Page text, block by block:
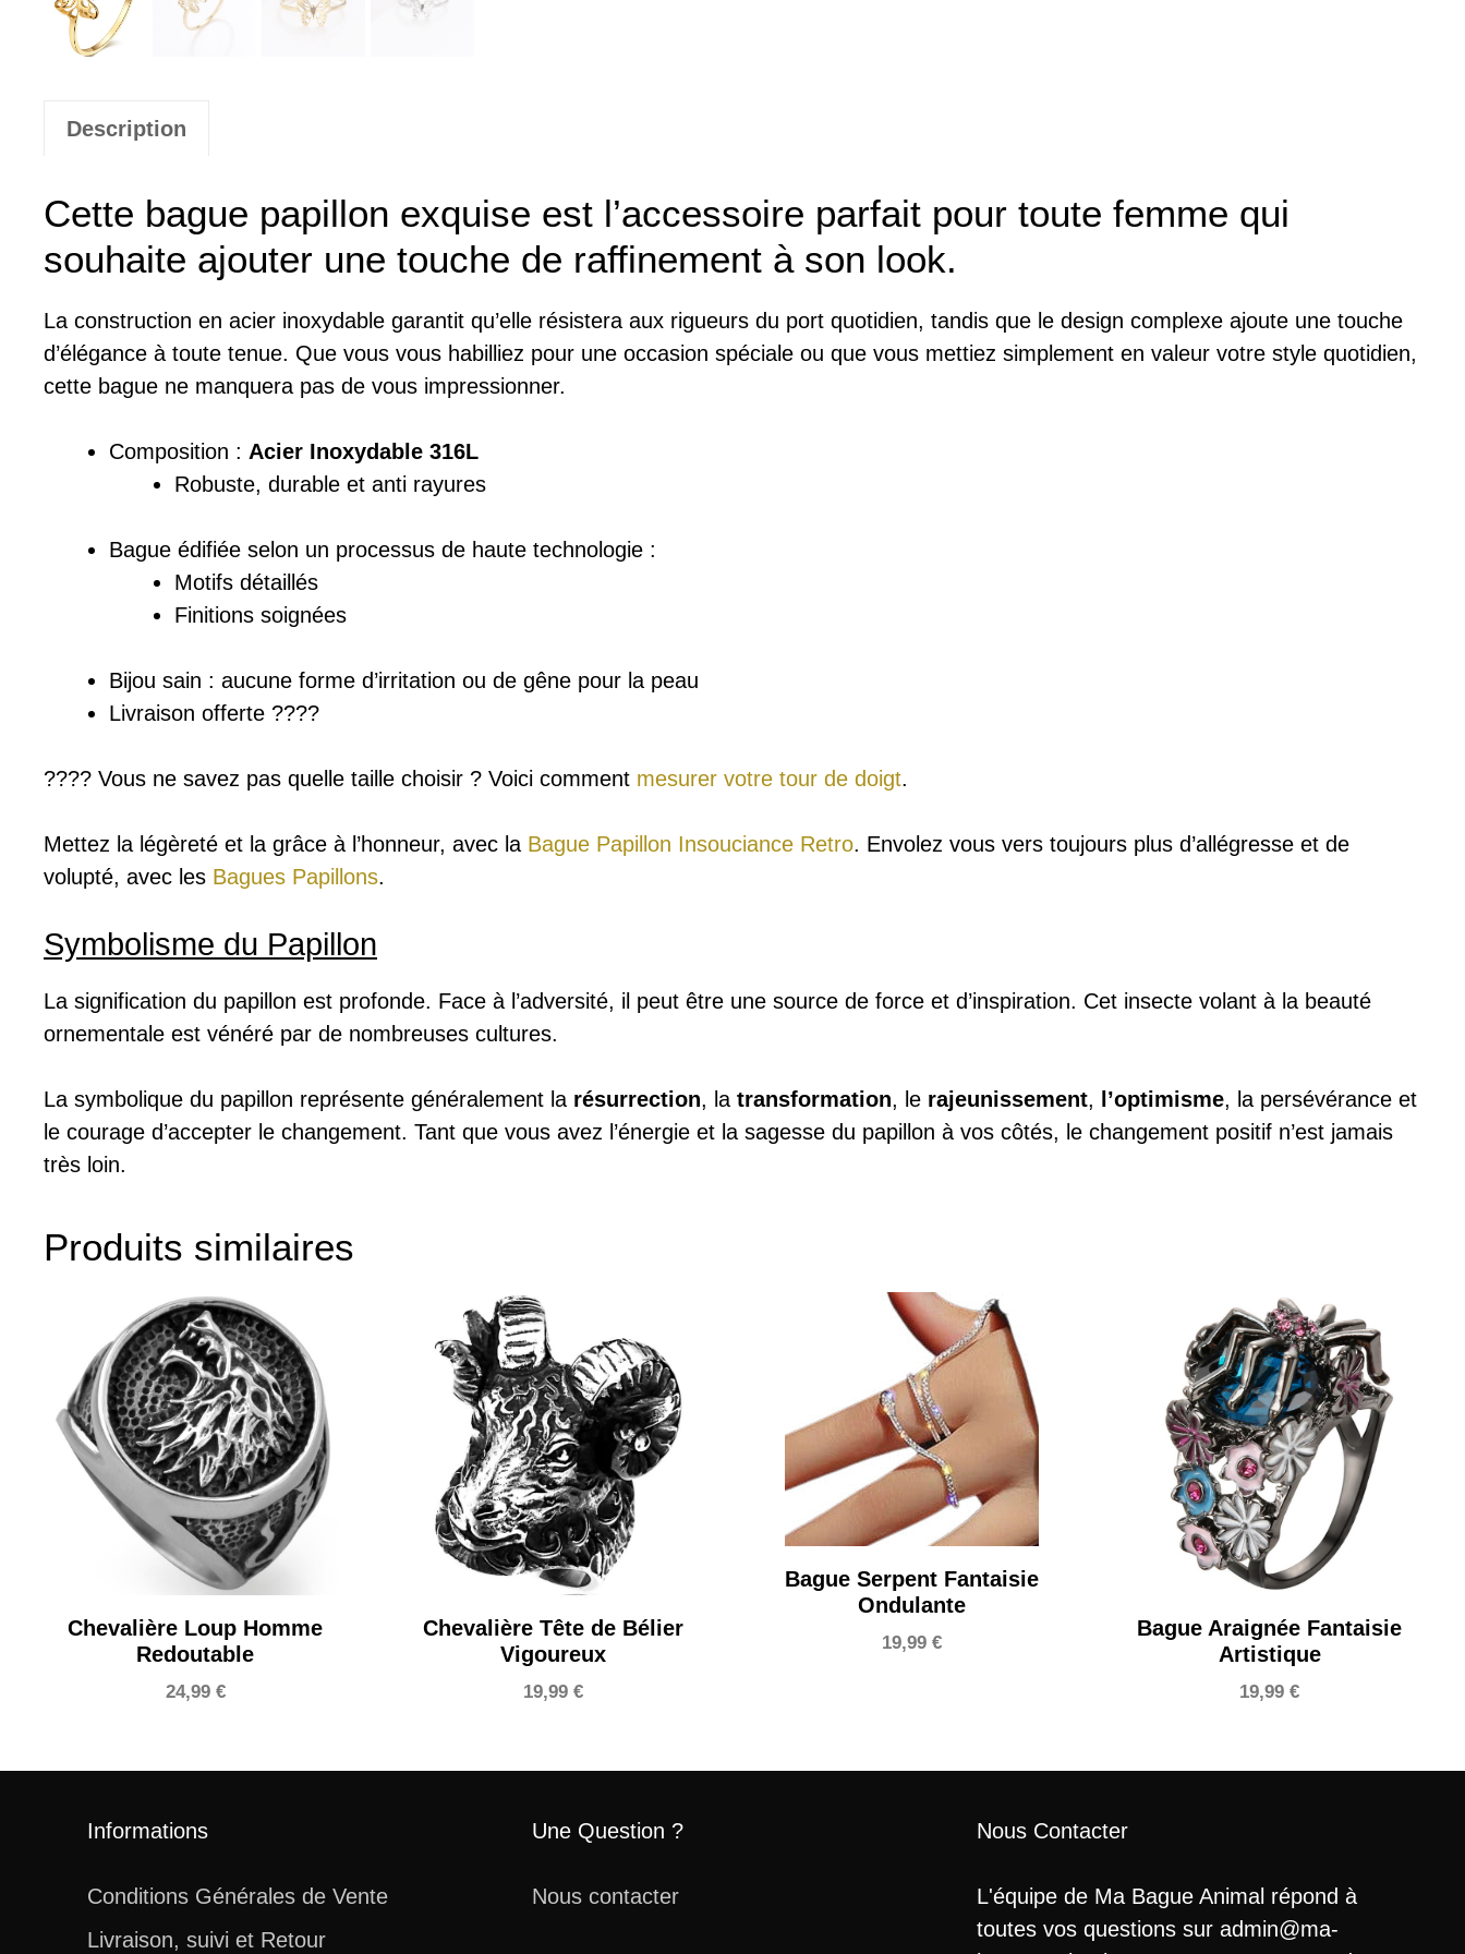
Description
Cette bague papillon exquise est l’accessoire parfait pour toute femme qui
souhaite ajouter une touche de raffinement à son look.
La construction en acier inoxydable garantit qu’elle résistera aux rigueurs du port quotidien, tandis que le design complexe ajoute une touche
d’élégance à toute tenue. Que vous vous habilliez pour une occasion spéciale ou que vous mettiez simplement en valeur votre style quotidien,
cette bague ne manquera pas de vous impressionner.
Composition : Acier Inoxydable 316L
Robuste, durable et anti rayures
Bague édifiée selon un processus de haute technologie :
Motifs détaillés
Finitions soignées
Bijou sain : aucune forme d’irritation ou de gêne pour la peau
Livraison offerte ????
???? Vous ne savez pas quelle taille choisir ? Voici comment mesurer votre tour de doigt.
Mettez la légèreté et la grâce à l’honneur, avec la Bague Papillon Insouciance Retro. Envolez vous vers toujours plus d’allégresse et de
volupté, avec les Bagues Papillons.
Symbolisme du Papillon
La signification du papillon est profonde. Face à l’adversité, il peut être une source de force et d’inspiration. Cet insecte volant à la beauté
ornementale est vénéré par de nombreuses cultures.
La symbolique du papillon représente généralement la résurrection, la transformation, le rajeunissement, l’optimisme, la persévérance et
le courage d’accepter le changement. Tant que vous avez l’énergie et la sagesse du papillon à vos côtés, le changement positif n’est jamais
très loin.
Produits similaires
Chevalière Loup Homme
Redoutable
24,99 €
Chevalière Tête de Bélier
Vigoureux
19,99€
Bague Serpent Fantaisie
Ondulante
19,99 €
Bague Araignée Fantaisie
Artistique
19,99€
Informations
Conditions Générales de Vente
Livraison, suivi et Retour
Une Question ?
Nous contacter
Nous Contacter
L'équipe de Ma Bague Animal répond à
toutes vos questions sur admin@ma-